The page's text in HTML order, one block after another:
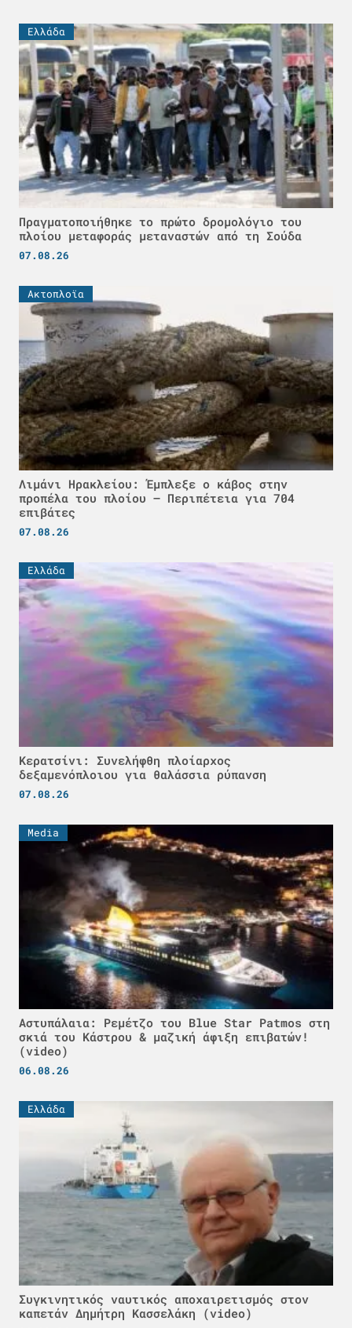
Ελλάδα
Πραγματοποιήθηκε το πρώτο δρομολόγιο του
πλοίου μεταφοράς μεταναστών από τη Σούδα
07.08.26
Ακτοπλοϊα
Λιμάνι Ηρακλείου: Έμπλεξε ο κάβος στην
προπέλα του πλοίου – Περιπέτεια για 704
επιβάτες
07.08.26
Ελλάδα
Κερατσίνι: Συνελήφθη πλοίαρχος
δεξαμενόπλοιου για θαλάσσια ρύπανση
07.08.26
Media
Αστυπάλαια: Ρεμέτζο του Blue Star Patmos στη
σκιά του Κάστρου & μαζική άφιξη επιβατών!
(video)
06.08.26
Ελλάδα
Συγκινητικός ναυτικός αποχαιρετισμός στον
καπετάν Δημήτρη Κασσελάκη (video)